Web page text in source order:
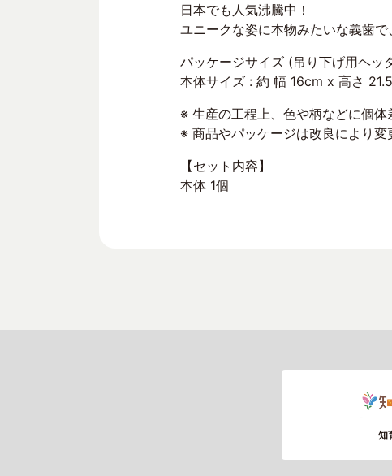
日本でも人気沸騰中！
ユニークな姿に本物みたいな義歯
パッケージサイズ (吊り下げ用ヘ
本体サイズ : 約 幅 16cm x 高さ
※ 生産の工程上、色や柄などに個体
※ 商品やパッケージは改良により変
【セット内容】
本体 1個
知